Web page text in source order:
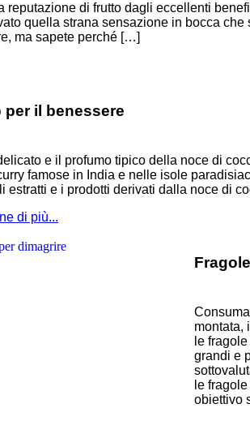
reputazione di frutto dagli eccellenti
quella strana sensazione in bocca
ma sapete perché […]
per il benessere
e il profumo tipico della noce di
famose in India e nelle isole
estratti e i prodotti derivati dalla noce di
di più...
montata,
le
grandi e
le
obiettivo